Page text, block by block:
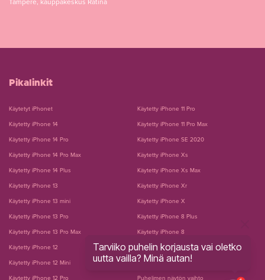
Tampere, kauppakeskus Ratina
Pikalinkit
Käytetyt iPhonet
Käytetty iPhone 14
Käytetty iPhone 14 Pro
Käytetty iPhone 14 Pro Max
Käytetty iPhone 14 Plus
Käytetty iPhone 13
Käytetty iPhone 13 mini
Käytetty iPhone 13 Pro
Käytetty iPhone 13 Pro Max
Käytetty iPhone 12
Käytetty iPhone 12 Mini
Käytetty iPhone 12 Pro
Käytetty iPhone 11 Pro
Käytetty iPhone 11 Pro Max
Käytetty iPhone SE 2020
Käytetty iPhone Xs
Käytetty iPhone Xs Max
Käytetty iPhone Xr
Käytetty iPhone X
Käytetty iPhone 8 Plus
Käytetty iPhone 8
Käytetty iPhone 7 Plus
Käytetty iPhone 7
Puhelimen näytön vaihto
Tarviiko puhelin korjausta vai oletko
uutta vailla? Minä autan!